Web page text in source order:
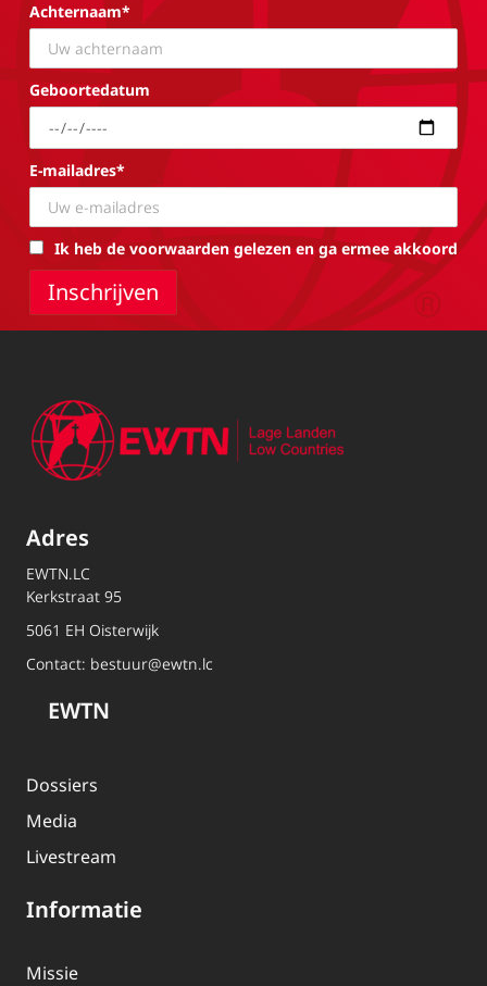
Achternaam*
Geboortedatum
E-mailadres*
Ik heb de voorwaarden gelezen en ga ermee akkoord
Adres
EWTN.LC
Kerkstraat 95
5061 EH Oisterwijk
Contact: bestuur@ewtn.lc
EWTN
Dossiers
Media
Livestream
Informatie
Missie